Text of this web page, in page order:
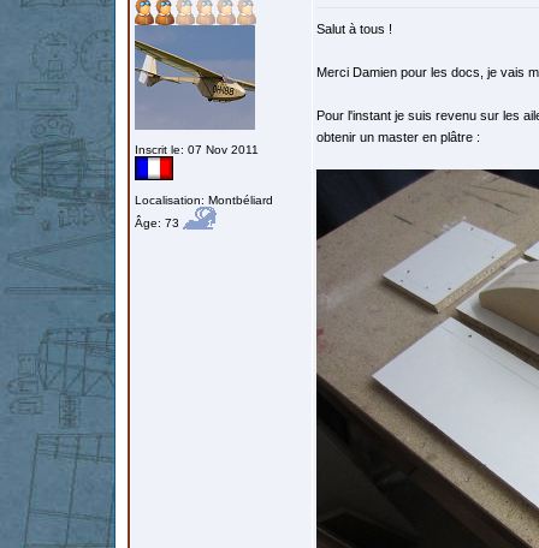
Inscrit le: 07 Nov 2011
Localisation: Montbéliard
Âge: 73
Salut à tous !
Merci Damien pour les docs, je vais
Pour l'instant je suis revenu sur les
obtenir un master en plâtre :